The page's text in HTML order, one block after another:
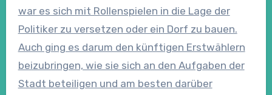
war es sich mit Rollenspielen in die Lage der
Politiker zu versetzen oder ein Dorf zu bauen.
Auch ging es darum den künftigen Erstwählern
beizubringen, wie sie sich an den Aufgaben der
Stadt beteiligen und am besten darüber